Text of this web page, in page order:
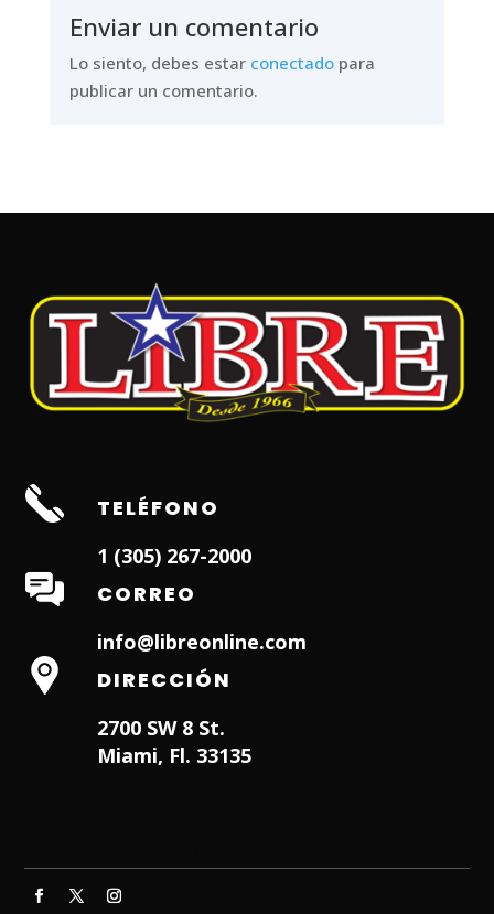
Enviar un comentario
Lo siento, debes estar conectadopara
publicar un comentario.
TELÉFONO
1 (305) 267-2000
CORREO
info@libreonline.com
DIRECCIÓN
2700 SW 8 St.
Miami, Fl. 33135